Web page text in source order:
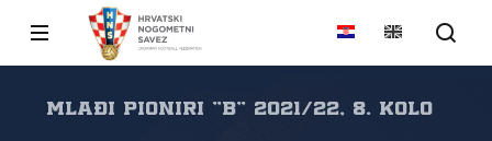
MLAĐI PIONIRI "B" 2021/22, 8. kolo